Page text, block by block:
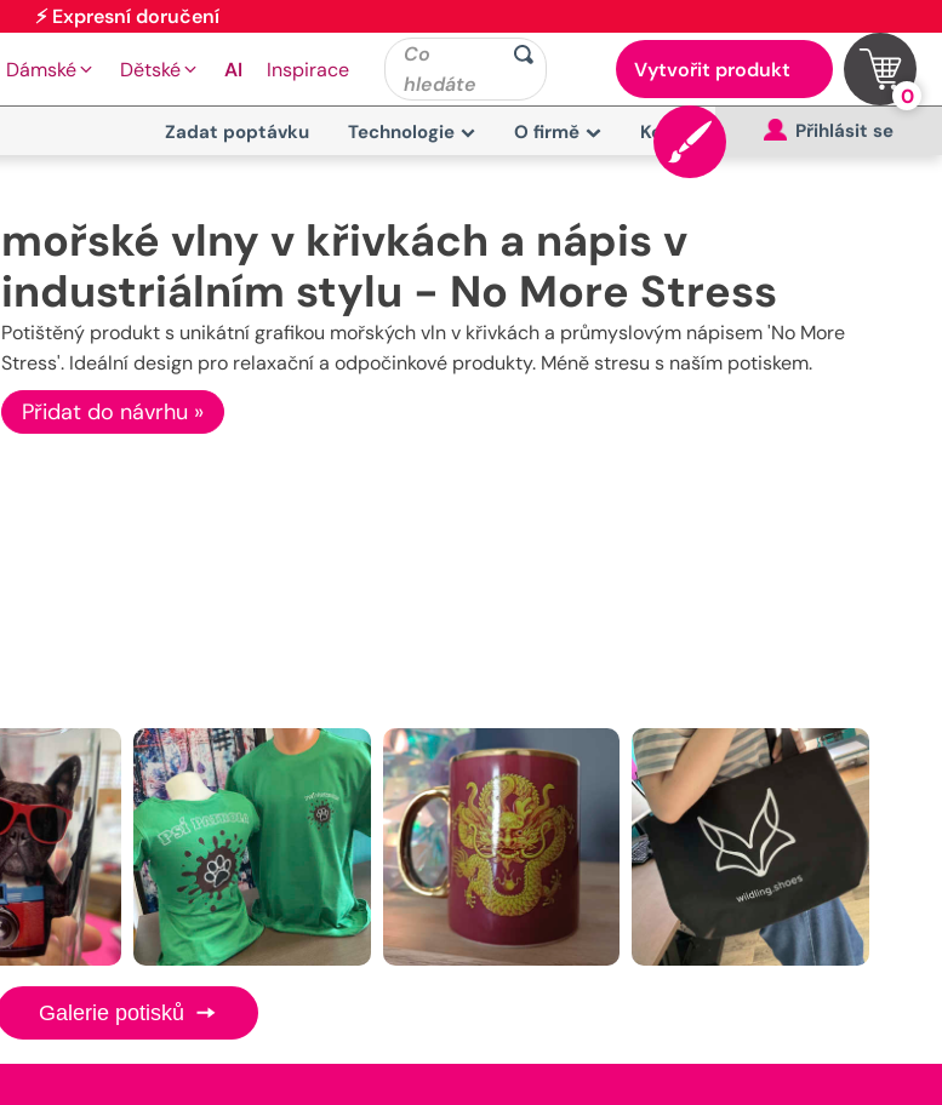
Dámské Dětské AI Inspirace
Co
hledáte
Vytvořit produkt
0
Zadat poptávku Technologie O firmě Kontakt Přihlásit se
mořské vlny v křivkách a nápis v
industriálním stylu - No More Stress
Potištěný produkt s unikátní grafikou mořských vln v křivkách a průmyslovým nápisem 'No More
Stress'. Ideální design pro relaxační a odpočinkové produkty. Méně stresu s naším potiskem.
Přidat do návrhu »
Galerie potisků